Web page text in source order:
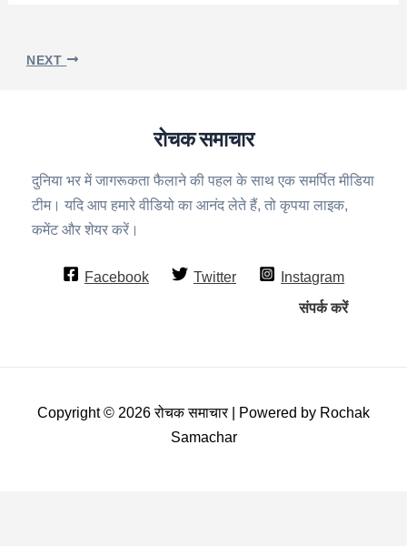
NEXT
रोचक समाचार
दुनिया भर में जागरूकता फैलाने की पहल के साथ एक समर्पित मीडिया
टीम। यदि आप हमारे वीडियो का आनंद लेते हैं, तो कृपया लाइक,
कमेंट और शेयर करें।
Facebook Twitter
Instagram
संपर्क करें
Copyright © 2026 रोचक समाचार | Powered by Rochak
Samachar